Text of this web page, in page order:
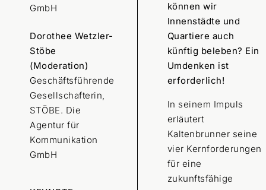
GmbH
Dorothee Wetzler-
Stöbe
(Moderation)
Geschäftsführende
Gesellschafterin,
STÖBE. Die
Agentur für
Kommunikation
GmbH
können wir
Innenstädte und
Quartiere auch
künftig beleben? Ein
Umdenken ist
erforderlich!
In seinem Impuls
erläutert
Kaltenbrunner seine
vier Kernforderungen
für eine
zukunftsfähige